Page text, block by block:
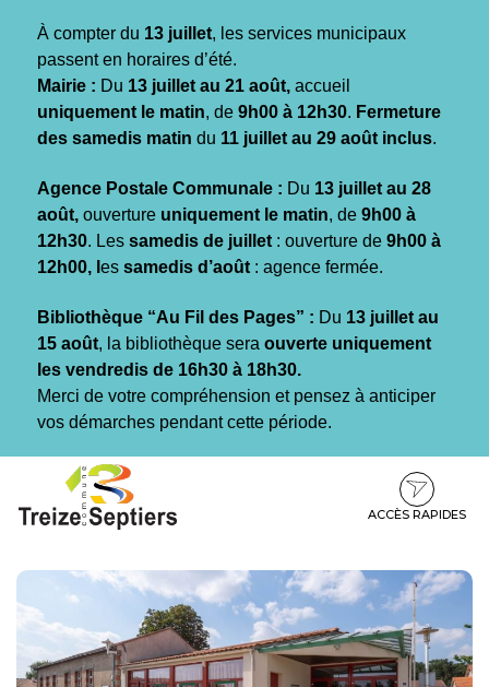
À compter du 13 juillet, les services municipaux
passent en horaires d’été.
Mairie : Du 13 juillet au 21 août, accueil
uniquement le matin, de 9h00 à 12h30. Fermeture
des samedis matin du 11 juillet au 29 août inclus.
Agence Postale Communale : Du 13 juillet au 28
août, ouverture uniquement le matin, de 9h00 à
12h30. Les samedis de juillet : ouverture de 9h00 à
12h00, l es samedis d’août : agence fermée.
Bibliothèque “Au Fil des Pages” : Du 13 juillet au
15 août, la bibliothèque sera ouverte uniquement
les vendredis de 16h30 à 18h30.
Merci de votre compréhension et pensez à anticiper
vos démarches pendant cette période.
contenu
pied
ACCÈS RAPIDES